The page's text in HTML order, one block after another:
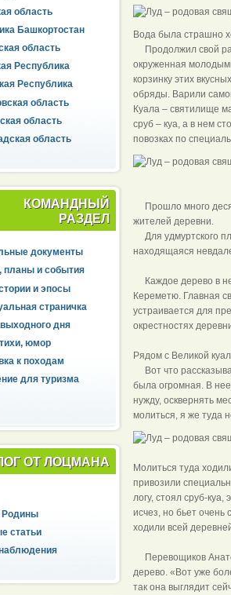
область
Башкортостан
область
Республика
Республика
область
область
область
КОМАНДНЫЙ
РАЗДЕЛ
документы
планы и события
и эпосы
страничка
дня
юмор
к походам
для туризма
ОТ ЛОЦМАНА
Родины
статьи
Вода была страшно
Продолжил свой
окруженная
корзинку этих
обряды. Варили
Куала – святилище
сруб – куа, а в нем
повозках по
Прошло много
жителей деревни.
Для удмуртского
находящаяся
Каждое дерево в
Кереметю. Главная
устраивается для
окрестностях
Рядом с Великой
Вот что
была огромная. В
нужду, осквернять
молиться, я же туда
Молиться туда
привозили
логу, стоял сруб-
исчез, но бьет очень
ходили всей
Перевощиков
дерево. «Вот уже
так она выглядит